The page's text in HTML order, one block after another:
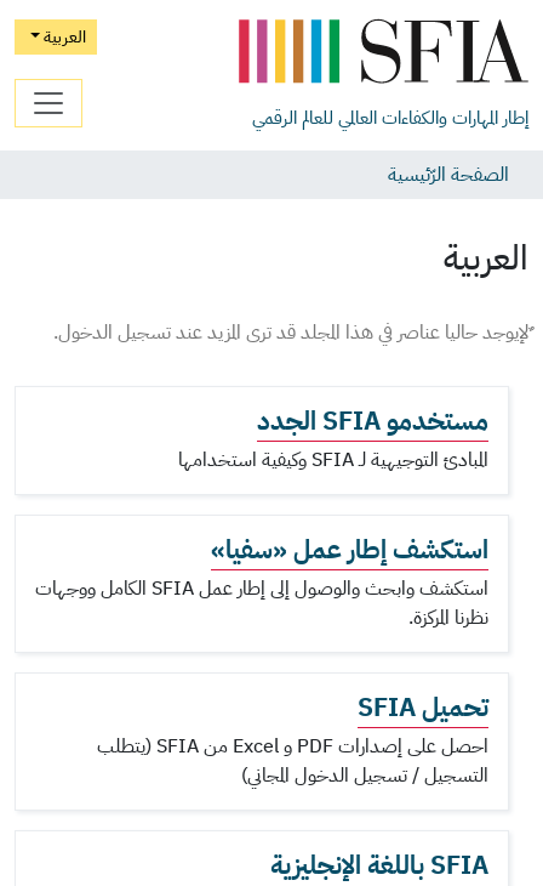
العربية
إطار المهارات والكفاءات العالمي للعالم الرقمي
الصفحة الرّئيسية
العربية
ٌﻹيوجد حاليا عناصر في هذا المجلد قد ترى المزيد عند تسجيل الدخول.
مستخدمو SFIA الجدد
المبادئ التوجيهية لـ SFIA وكيفية استخدامها
استكشف إطار عمل «سفيا»
استكشف وابحث والوصول إلى إطار عمل SFIA الكامل ووجهات
نظرنا المركزة.
تحميل SFIA
احصل على إصدارات PDF و Excel من SFIA (يتطلب
التسجيل / تسجيل الدخول المجاني)
SFIA باللغة الإنجليزية